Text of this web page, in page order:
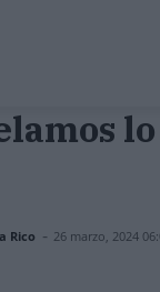
Rico - 26 marzo, 2024